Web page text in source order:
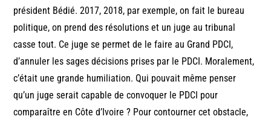
président Bédié. 2017, 2018, par exemple, on fait le bureau
politique, on prend des résolutions et un juge au tribunal
casse tout. Ce juge se permet de le faire au Grand PDCI,
d’annuler les sages décisions prises par le PDCI. Moralement,
c’était une grande humiliation. Qui pouvait même penser
qu’un juge serait capable de convoquer le PDCI pour
comparaître en Côte d’Ivoire ? Pour contourner cet obstacle,